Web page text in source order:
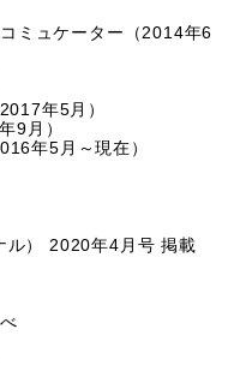
ミュケーター（2014年6
年5月）
9月）
年5月～現在）
） 2020年4月号 掲載